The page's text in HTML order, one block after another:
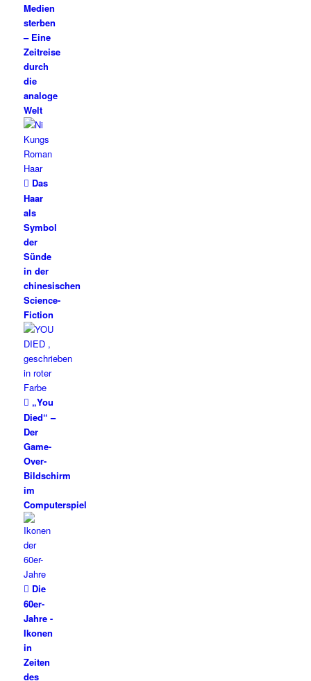
Medien
sterben
– Eine
Zeitreise
durch
die
analoge
Welt
Das
Haar
als
Symbol
der
Sünde
in der
chinesischen
Science-
Fiction
„You
Died“ –
Der
Game-
Over-
Bildschirm
im
Computerspiel
Die
60er-
Jahre -
Ikonen
in
Zeiten
des